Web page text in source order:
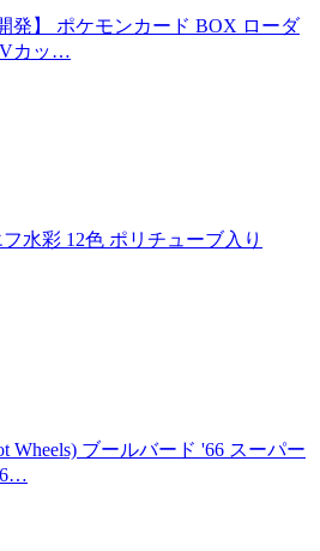
発】 ポケモンカード BOX ローダ
カッ…
水彩 12色 ポリチューブ入り
Wheels) ブールバード '66 スーパー